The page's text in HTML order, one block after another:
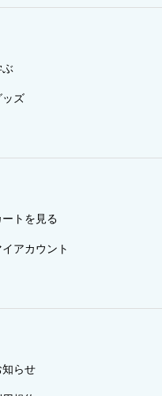
ぶ
ッズ
ートを見る
イアカウント
知らせ